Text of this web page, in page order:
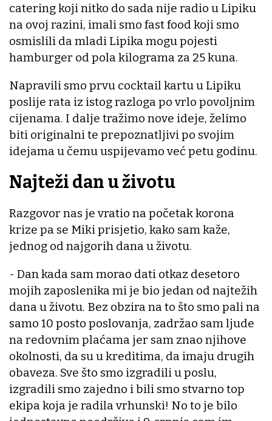
catering koji nitko do sada nije radio u Lipiku
na ovoj razini, imali smo fast food koji smo
osmislili da mladi Lipika mogu pojesti
hamburger od pola kilograma za 25 kuna.
Napravili smo prvu cocktail kartu u Lipiku
poslije rata iz istog razloga po vrlo povoljnim
cijenama. I dalje tražimo nove ideje, želimo
biti originalni te prepoznatljivi po svojim
idejama u čemu uspijevamo već petu godinu.
Najteži dan u životu
Razgovor nas je vratio na početak korona
krize pa se Miki prisjetio, kako sam kaže,
jednog od najgorih dana u životu.
- Dan kada sam morao dati otkaz desetoro
mojih zaposlenika mi je bio jedan od najtežih
dana u životu. Bez obzira na to što smo pali na
samo 10 posto poslovanja, zadržao sam ljude
na redovnim plaćama jer sam znao njihove
okolnosti, da su u kreditima, da imaju drugih
obaveza. Sve što smo izgradili u poslu,
izgradili smo zajedno i bili smo stvarno top
ekipa koja je radila vrhunski! No to je bilo